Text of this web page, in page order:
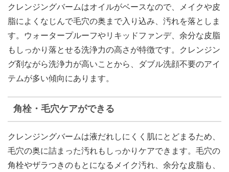
クレンジングバームはオイルがベースなので、メイクや皮
脂によくなじんで毛穴の奥まで入り込み、汚れを落としま
す。ウォータープルーフやリキッドファンデ、余分な皮脂
もしっかり落とせる洗浄力の高さが特徴です。クレンジン
グ剤ながら洗浄力が高いことから、ダブル洗顔不要のアイ
テムが多い傾向にあります。
角栓・毛穴ケアができる
クレンジングバームは液だれしにくく肌にとどまるため、
毛穴の奥に詰まった汚れもしっかりケアできます。毛穴の
角栓やザラつきのもとになるメイク汚れ、余分な皮脂も、